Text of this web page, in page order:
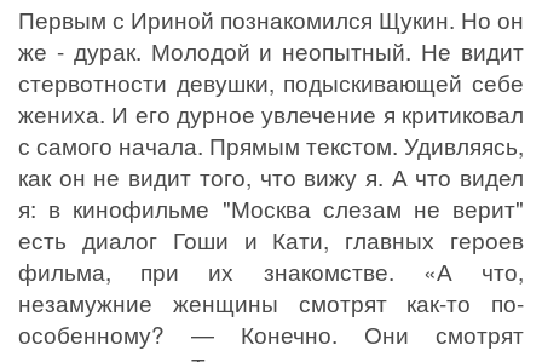
Первым с Ириной познакомился Щукин. Но он
же - дурак. Молодой и неопытный. Не видит
стервотности девушки, подыскивающей себе
жениха. И его дурное увлечение я критиковал
с самого начала. Прямым текстом. Удивляясь,
как он не видит того, что вижу я. А что видел
я: в кинофильме "Москва слезам не верит"
есть диалог Гоши и Кати, главных героев
фильма, при их знакомстве. «А что,
незамужние женщины смотрят как-то по-
особенному? — Конечно. Они смотрят